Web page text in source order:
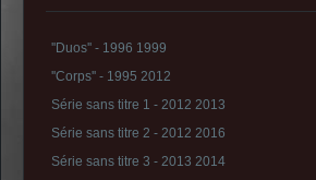
''Duos'' - 1996 1999
''Corps'' - 1995 2012
Série sans titre 1 - 2012 2013
Série sans titre 2 - 2012 2016
Série sans titre 3 - 2013 2014